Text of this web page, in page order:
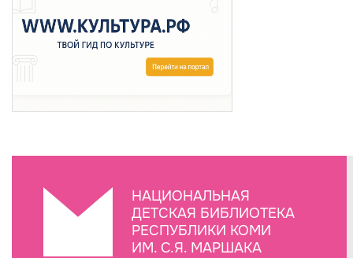
НАЦИОНАЛЬНАЯ
ДЕТСКАЯ БИБЛИОТЕКА
РЕСПУБЛИКИ КОМИ
ИМ. С.Я. МАРШАКА